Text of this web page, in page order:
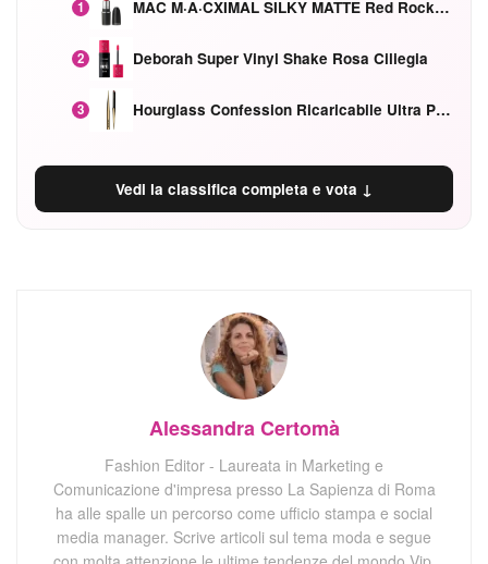
1 MAC M·A·CXIMAL SILKY MATTE Red Rock mat
2 Deborah Super Vinyl Shake Rosa Ciliegia
3 Hourglass Confession Ricaricabile Ultra Preciso Ad Alta Intensità Secretly Classic Red
Vedi la classifica completa e vota ↓
Alessandra Certomà
Fashion Editor - Laureata in Marketing e
Comunicazione d'impresa presso La Sapienza di Roma
ha alle spalle un percorso come ufficio stampa e social
media manager. Scrive articoli sul tema moda e segue